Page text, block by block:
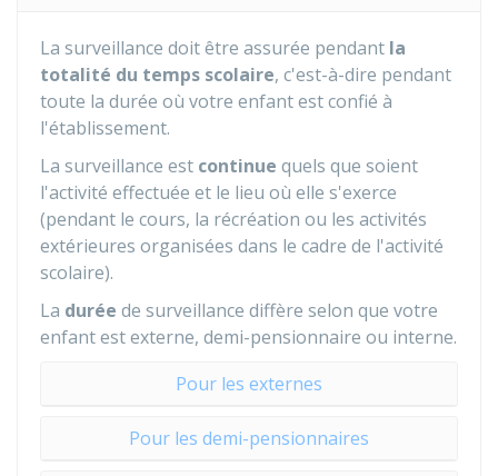
La surveillance doit être assurée pendant la
totalité du temps scolaire, c'est-à-dire pendant
toute la durée où votre enfant est confié à
l'établissement.
La surveillance est continue quels que soient
l'activité effectuée et le lieu où elle s'exerce
(pendant le cours, la récréation ou les activités
extérieures organisées dans le cadre de l'activité
scolaire).
La durée de surveillance diffère selon que votre
enfant est externe, demi-pensionnaire ou interne.
Pour les externes
Pour les demi-pensionnaires